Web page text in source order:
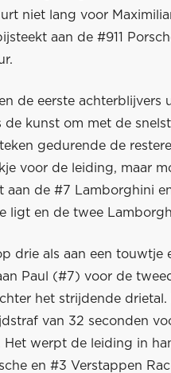
niet lang voor
aan de #911
de eerste achterblijvers
kunst om met de
gedurende de
voor de leiding, maar
aan de #7 Lamborghini
ligt en de twee
drie als aan een touwtje
Paul (#7) voor de
het strijdende drietal.
van 32 seconden
werpt de leiding in
en #3 Verstappen